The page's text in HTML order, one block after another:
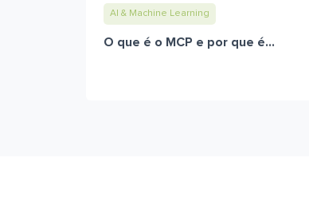
AI & Machine Learning
O que é o MCP e por que é...